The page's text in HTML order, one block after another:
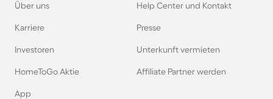
Über uns
Karriere
Investoren
HomeToGo Aktie
App
Help Center und Kontakt
Presse
Unterkunft vermieten
Affiliate Partner werden